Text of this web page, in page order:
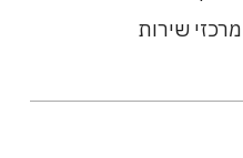
מרכזי שירות